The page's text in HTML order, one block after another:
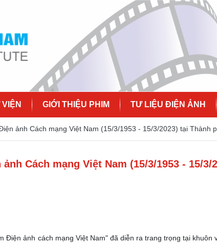
GIỚI THIỆU PHIM TƯ LIỆU ĐIỆN ẢNH
ảnh Cách mạng Việt Nam (15/3/1953 - 15/3/2023) tại Thành
Cách mạng Việt Nam (15/3/1953 - 15/3/
Điện ảnh cách mạng Việt Nam" đã diễn ra trang trọng tại khuôn